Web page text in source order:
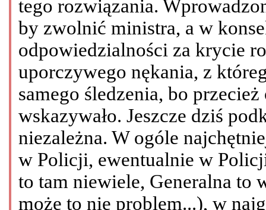
tego rozwiązania.
by zwolnić ministra, a w
odpowiedzialności za krycie
uporczywego nękania, z
samego śledzenia, bo
wskazywało. Jeszcze dziś
niezależna. W ogóle
w Policji, ewentualnie w
to tam niewiele, Generalna to
może to nie problem...), w